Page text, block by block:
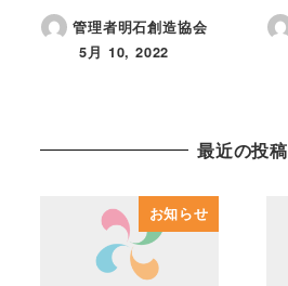
管理者明石創造協会
投稿日
5月 10, 2022
最近の投稿
お知らせ